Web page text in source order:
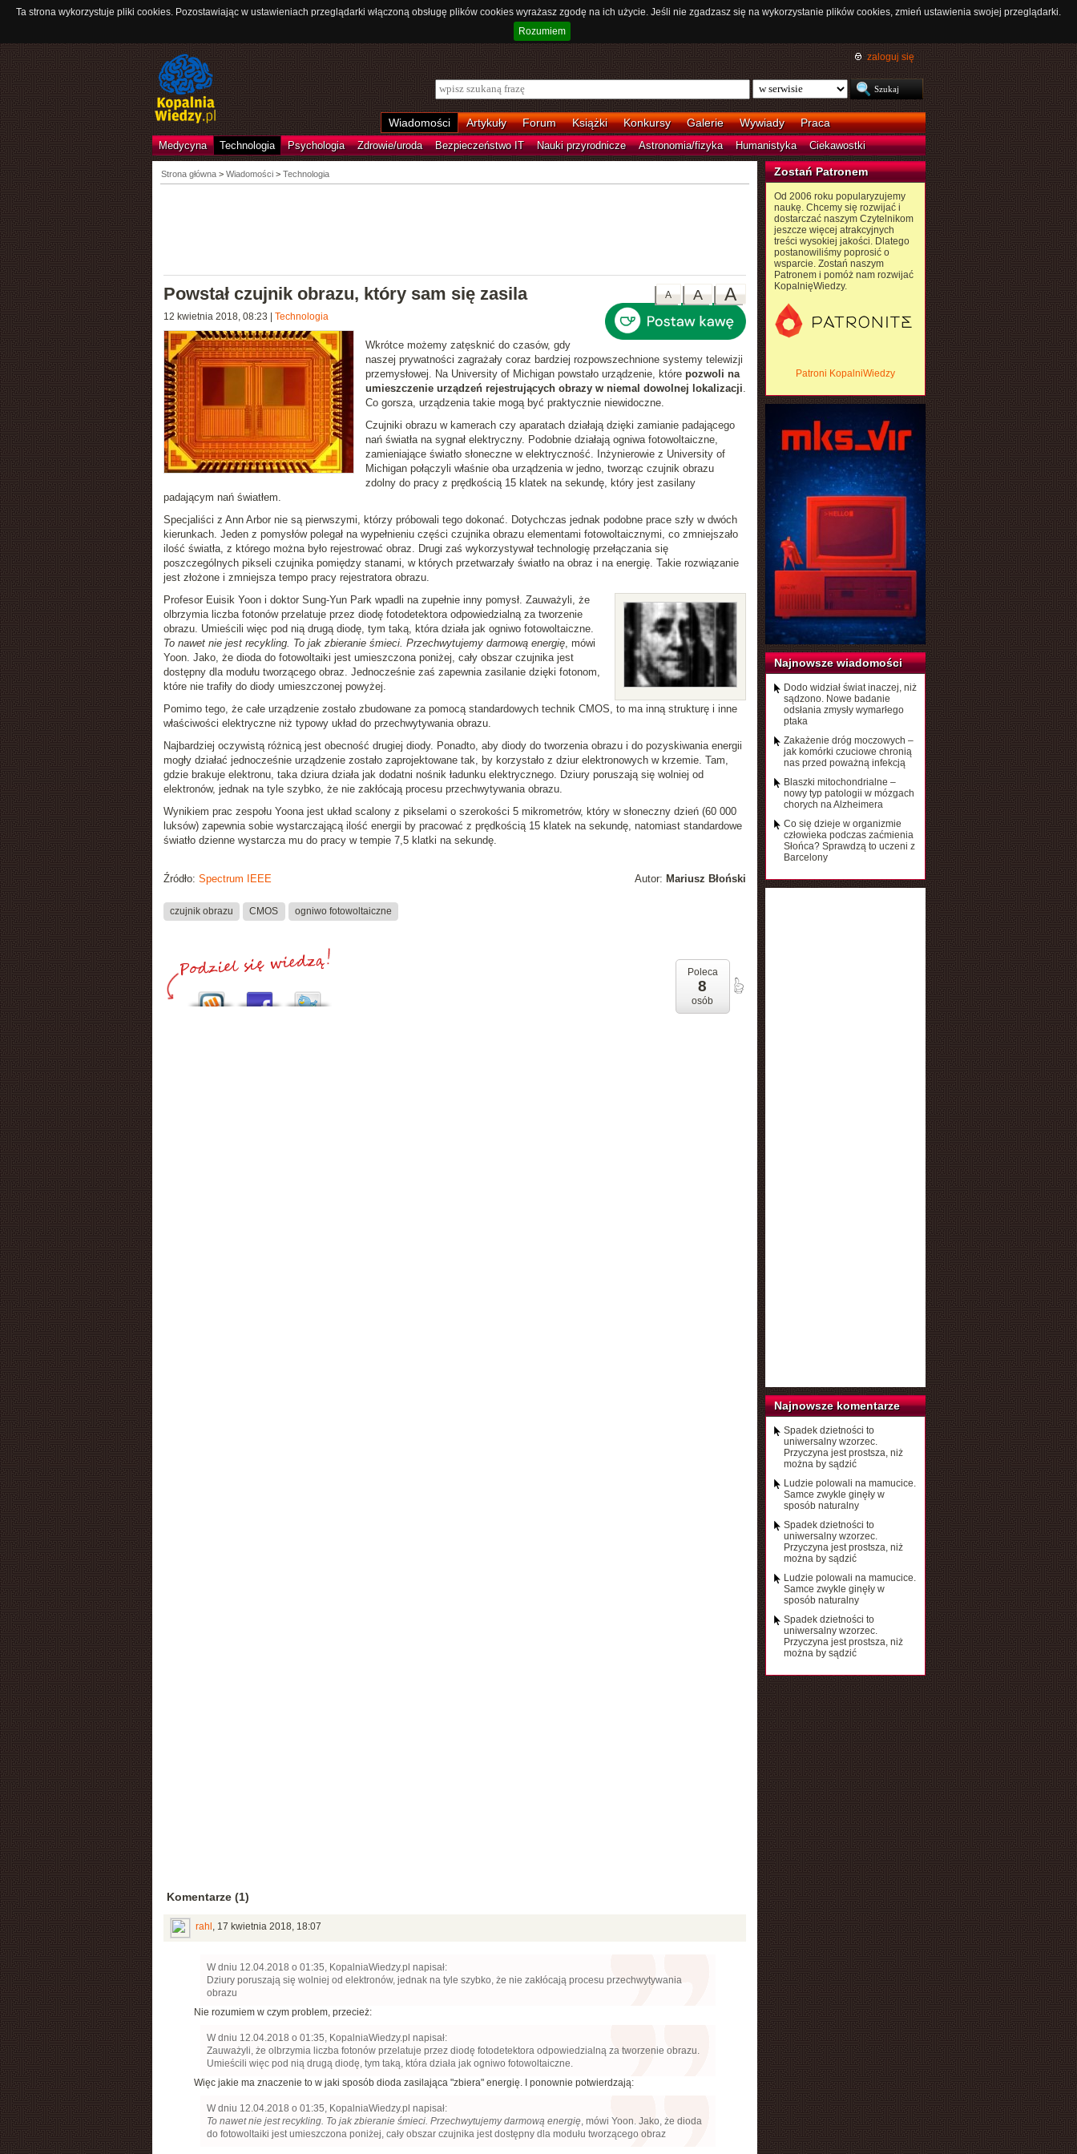
Ta strona wykorzystuje pliki cookies. Pozostawiając w ustawieniach przeglądarki włączoną obsługę plików cookies wyrażasz zgodę na ich użycie. Jeśli nie zgadzasz się na wykorzystanie plików cookies, zmień ustawienia swojej przeglądarki.
Rozumiem
zaloguj się
Wiadomości Artykuły Forum Książki Konkursy Galerie Wywiady Praca
Medycyna Technologia Psychologia Zdrowie/uroda Bezpieczeństwo IT Nauki przyrodnicze Astronomia/fizyka Humanistyka Ciekawostki
Strona główna> Wiadomości > Technologia
A
A
A
Powstał czujnik obrazu, który sam się zasila
12 kwietnia 2018, 08:23 Technologia
Wkrótce możemy zatęsknić do czasów, gdy
naszej prywatności zagrażały coraz bardziej rozpowszechnione systemy telewizji
przemysłowej. Na University of Michigan powstało urządzenie, które pozwoli na
umieszczenie urządzeń rejestrujących obrazy w niemal dowolnej lokalizacji.
Co gorsza, urządzenia takie mogą być praktycznie niewidoczne.
Czujniki obrazu w kamerach czy aparatach działają dzięki zamianie padającego
nań światła na sygnał elektryczny. Podobnie działają ogniwa fotowoltaiczne,
zamieniające światło słoneczne w elektryczność. Inżynierowie z University of
Michigan połączyli właśnie oba urządzenia w jedno, tworząc czujnik obrazu
zdolny do pracy z prędkością 15 klatek na sekundę, który jest zasilany
padającym nań światłem.
Specjaliści z Ann Arbor nie są pierwszymi, którzy próbowali tego dokonać. Dotychczas jednak podobne prace szły w dwóch
kierunkach. Jeden z pomysłów polegał na wypełnieniu części czujnika obrazu elementami fotowoltaicznymi, co zmniejszało
ilość światła, z którego można było rejestrować obraz. Drugi zaś wykorzystywał technologię przełączania się
poszczególnych pikseli czujnika pomiędzy stanami, w których przetwarzały światło na obraz i na energię. Takie rozwiązanie
jest złożone i zmniejsza tempo pracy rejestratora obrazu.
Profesor Euisik Yoon i doktor Sung-Yun Park wpadli na zupełnie inny pomysł. Zauważyli, że
olbrzymia liczba fotonów przelatuje przez diodę fotodetektora odpowiedzialną za tworzenie
obrazu. Umieścili więc pod nią drugą diodę, tym taką, która działa jak ogniwo fotowoltaiczne.
To nawet nie jest recykling. To jak zbieranie śmieci. Przechwytujemy darmową energię, mówi
Yoon. Jako, że dioda do fotowoltaiki jest umieszczona poniżej, cały obszar czujnika jest
dostępny dla modułu tworzącego obraz. Jednocześnie zaś zapewnia zasilanie dzięki fotonom,
które nie trafiły do diody umieszczonej powyżej.
Pomimo tego, że całe urządzenie zostało zbudowane za pomocą standardowych technik CMOS, to ma inną strukturę i inne
właściwości elektryczne niż typowy układ do przechwytywania obrazu.
Najbardziej oczywistą różnicą jest obecność drugiej diody. Ponadto, aby diody do tworzenia obrazu i do pozyskiwania energii
mogły działać jednocześnie urządzenie zostało zaprojektowane tak, by korzystało z dziur elektronowych w krzemie. Tam,
gdzie brakuje elektronu, taka dziura działa jak dodatni nośnik ładunku elektrycznego. Dziury poruszają się wolniej od
elektronów, jednak na tyle szybko, że nie zakłócają procesu przechwytywania obrazu.
Wynikiem prac zespołu Yoona jest układ scalony z pikselami o szerokości 5 mikrometrów, który w słoneczny dzień (60 000
luksów) zapewnia sobie wystarczającą ilość energii by pracować z prędkością 15 klatek na sekundę, natomiast standardowe
światło dzienne wystarcza mu do pracy w tempie 7,5 klatki na sekundę.
Autor: Mariusz Błoński
Źródło: Spectrum IEEE
czujnik obrazu CMOS ogniwo fotowoltaiczne
Poleca
8
osób
Komentarze (1)
rahl , 17 kwietnia 2018, 18:07
W dniu 12.04.2018 o 01:35, KopalniaWiedzy.pl napisał:
Dziury poruszają się wolniej od elektronów, jednak na tyle szybko, że nie zakłócają procesu przechwytywania
obrazu
Nie rozumiem w czym problem, przecież:
W dniu 12.04.2018 o 01:35, KopalniaWiedzy.pl napisał:
Zauważyli, że olbrzymia liczba fotonów przelatuje przez diodę fotodetektora odpowiedzialną za tworzenie obrazu.
Umieścili więc pod nią drugą diodę, tym taką, która działa jak ogniwo fotowoltaiczne.
Więc jakie ma znaczenie to w jaki sposób dioda zasilająca "zbiera" energię. I ponownie potwierdzają:
W dniu 12.04.2018 o 01:35, KopalniaWiedzy.pl napisał:
To nawet nie jest recykling. To jak zbieranie śmieci. Przechwytujemy darmową energię, mówi Yoon. Jako, że dioda
do fotowoltaiki jest umieszczona poniżej, cały obszar czujnika jest dostępny dla modułu tworzącego obraz
Zostań Patronem
Od 2006 roku popularyzujemy
naukę. Chcemy się rozwijać i
dostarczać naszym Czytelnikom
jeszcze więcej atrakcyjnych
treści wysokiej jakości. Dlatego
postanowiliśmy poprosić o
wsparcie. Zostań naszym
Patronem i pomóż nam rozwijać
KopalnięWiedzy.
Patroni KopalniWiedzy
Najnowsze wiadomości
Dodo widział świat inaczej, niż
sądzono. Nowe badanie
odsłania zmysły wymarłego
ptaka
Zakażenie dróg moczowych –
jak komórki czuciowe chronią
nas przed poważną infekcją
Blaszki mitochondrialne –
nowy typ patologii w mózgach
chorych na Alzheimera
Co się dzieje w organizmie
człowieka podczas zaćmienia
Słońca? Sprawdzą to uczeni z
Barcelony
Najnowsze komentarze
Spadek dzietności to
uniwersalny wzorzec.
Przyczyna jest prostsza, niż
można by sądzić
Ludzie polowali na mamucice.
Samce zwykle ginęły w
sposób naturalny
Spadek dzietności to
uniwersalny wzorzec.
Przyczyna jest prostsza, niż
można by sądzić
Ludzie polowali na mamucice.
Samce zwykle ginęły w
sposób naturalny
Spadek dzietności to
uniwersalny wzorzec.
Przyczyna jest prostsza, niż
można by sądzić